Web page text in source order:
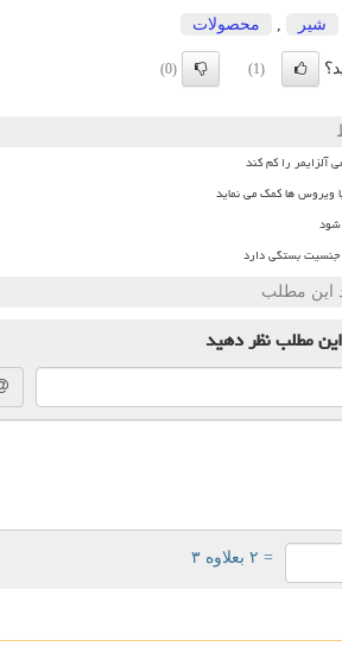
شیر , محصولات
(1)
(0)
ویروس ها کمک می نماید
شود
جنسیت بستگی دارد
این مطلب
مطلبنظر دهید
= ۲ بعلاوه ۳